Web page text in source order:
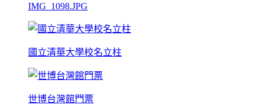
IMG_1098.JPG
國立清華大學校名立柱
世博台灣館門票